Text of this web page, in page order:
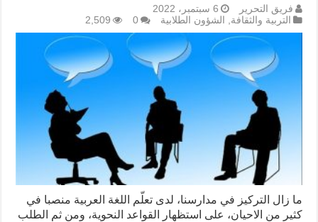
فريق التحرير
6 سبتمبر، 2022
التربية والثقافة, الشؤون الطلابية 0
2,509
ما زال التركيز في مدارسنا، لدى تعلّم اللغة العربية منصبا في
كثير من الاحيان، على استظهار القواعد النحوية، ومن ثم الطلب